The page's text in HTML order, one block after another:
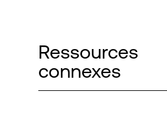
Ressources
connexes